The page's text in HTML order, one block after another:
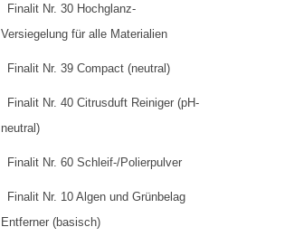
Finalit Nr. 30 Hochglanz-
Versiegelung für alle Materialien
Finalit Nr. 39 Compact (neutral)
Finalit Nr. 40 Citrusduft Reiniger (pH-
neutral)
Finalit Nr. 60 Schleif-/Polierpulver
Finalit Nr. 10 Algen und Grünbelag
Entferner (basisch)